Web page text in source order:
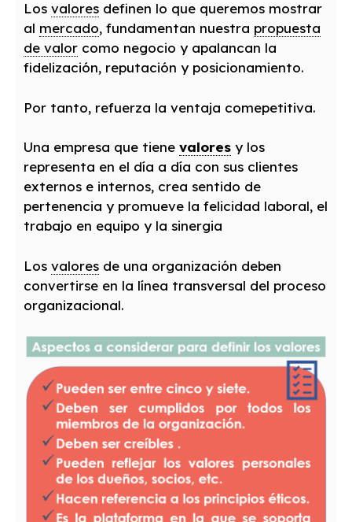
Los valores definen lo que queremos mostrar
al mercado, fundamentan nuestra propuesta
de valor como negocio y apalancan la
fidelización, reputación y posicionamiento.
Por tanto, refuerza la ventaja comepetitiva.
Una empresa que tiene valores y los
representa en el día a día con sus clientes
externos e internos, crea sentido de
pertenencia y promueve la felicidad laboral, el
trabajo en equipo y la sinergia
Los valores de una organización deben
convertirse en la línea transversal del proceso
organizacional.